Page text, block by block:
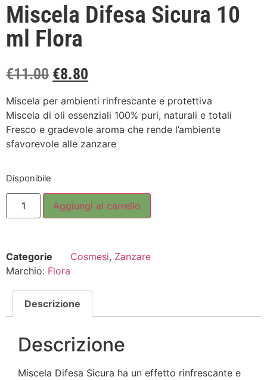
Miscela Difesa Sicura 10
ml Flora
€11.00 €8.80
Miscela per ambienti rinfrescante e protettiva
Miscela di oli essenziali 100% puri, naturali e totali
Fresco e gradevole aroma che rende l’ambiente
sfavorevole alle zanzare
Disponibile
Aggiungi al carrello
Categorie Cosmesi, Zanzare
Marchio: Flora
Descrizione
Descrizione
Miscela Difesa Sicura ha un effetto rinfrescante e